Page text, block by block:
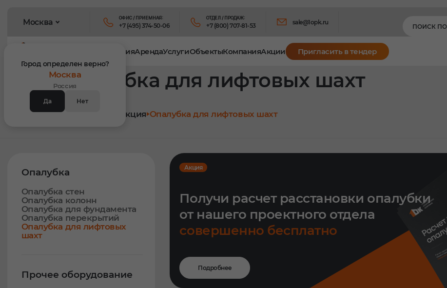
ОФИС / ПРИЕМНАЯ:
+7 (495) 374-50-06
ОТДЕЛ / ПРОДАЖ:
+7 (800) 707-81-53 sale@1opk.ru
Москва
Город определен верно?
Москва
Россия
Да Нет
ПродукцияАрендаУслугиОбъектыКомпанияАкции Пригласить в тендер
Опалубка для лифтовых шахт
Главная Продукция Опалубка для лифтовых шахт
Опалубка
Опалубка стен
Опалубка колонн
Опалубка для фундамента
Опалубка перекрытий
Опалубка для лифтовых
шахт
Прочее оборудование
Акция
Получи расчет расстановки опалубки
от нашего проектного отдела
совершенно бесплатно
Подробнее